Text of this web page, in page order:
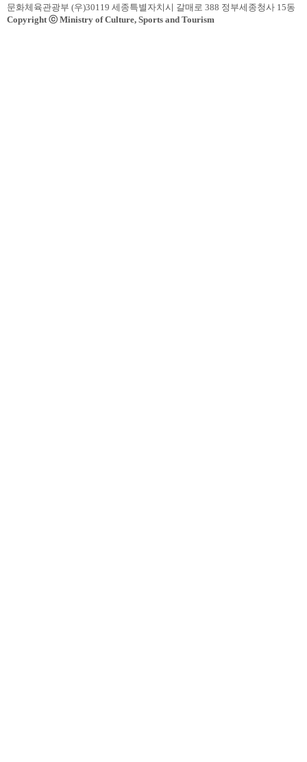
문화체육관광부 (우)30119 세종특별자치시 갈매로 388 정부세종청사 15동
Copyright ⓒ Ministry of Culture, Sports and Tourism